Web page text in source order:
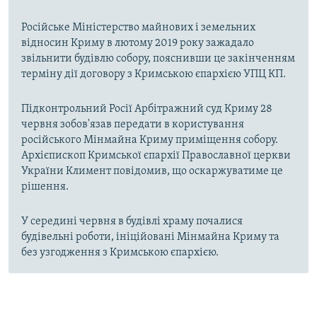
Російське Міністерство майнових і земельних
відносин Криму в лютому 2019 року зажадало
звільнити будівлю собору, пояснивши це закінченням
терміну дії договору з Кримською єпархією УПЦ КП.
Підконтрольний Росії Арбітражний суд Криму 28
червня зобов'язав передати в користування
російського Мінмайна Криму приміщення собору.
Архієпископ Кримської єпархії Православної церкви
України Климент повідомив, що оскаржуватиме це
рішення.
У середині червня в будівлі храму почалися
будівельні роботи, ініційовані Мінмайна Криму та
без узгодження з Кримською єпархією.